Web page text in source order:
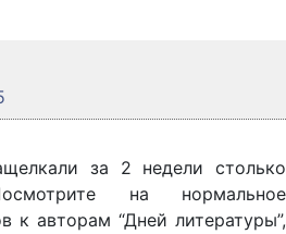
за 2 недели столько
на нормальное
к авторам “Дней литературы”,